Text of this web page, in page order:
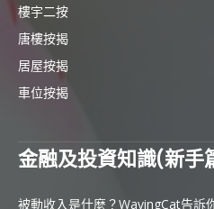
樓宇二按
唐樓按揭
居屋按揭
車位按揭
金融及投資知識(新手
被動收入是什麼？WavingCat告訴